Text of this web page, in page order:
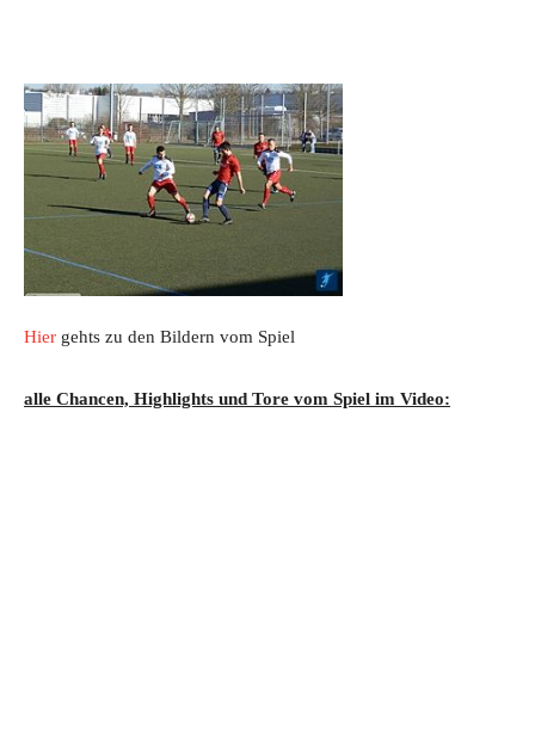
Hier gehts zu den Bildern vom Spiel
alle Chancen, Highlights und Tore vom Spiel im Video: